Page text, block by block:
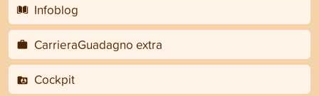
Infoblog
CarrieraGuadagno extra
Cockpit